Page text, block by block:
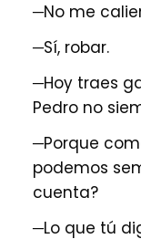
─No me
─Sí, robar.
─Hoy traes
Pedro no
─Porque
podemos
cuenta?
─Lo que tú